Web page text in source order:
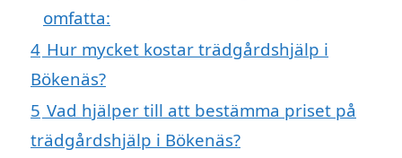
omfatta:
4 Hur mycket kostar trädgårdshjälp i
Bökenäs?
5 Vad hjälper till att bestämma priset på
trädgårdshjälp i Bökenäs?